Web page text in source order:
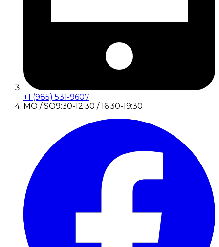
+1 (985) 531-9607
MO / SO9:30-12:30 / 16:30-19:30